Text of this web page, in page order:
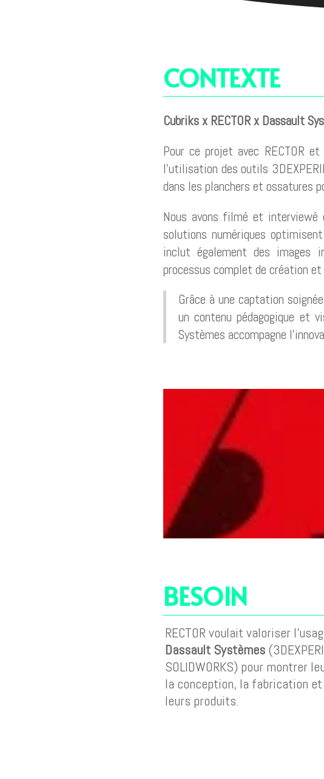
CONTEXTE
Cubriks x RECTOR x Dassault
Pour ce projet avec RECTOR
l’utilisation des outils
dans les planchers et ossatures
Nous avons filmé et interviewé
solutions numériques
inclut également des images
processus complet de création
Grâce à une captation
un contenu pédagogique et
Systèmes accompagne
BESOIN
RECTOR voulait valoriser
Dassault Systèmes
SOLIDWORKS) pour montrer
la conception, la fabrication
leurs produits.